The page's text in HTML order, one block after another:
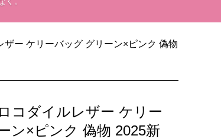
。
す。
。
ザー ケリーバッグ グリーン×ピンク 偽物
コダイルレザー ケリー
ン×ピンク 偽物 2025新